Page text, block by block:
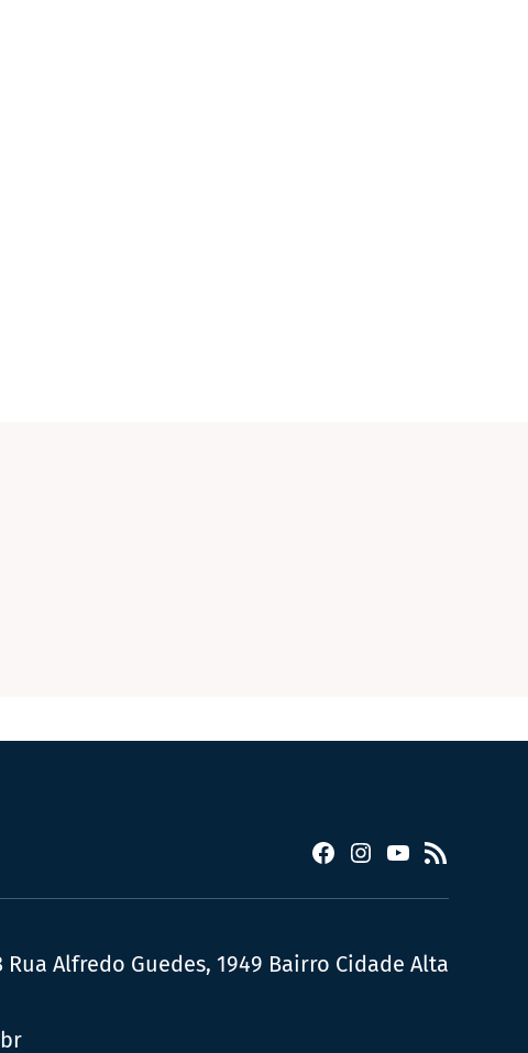
Facebook
Instagram
YouTube
RSS
Alfredo Guedes, 1949 Bairro Cidade Alta